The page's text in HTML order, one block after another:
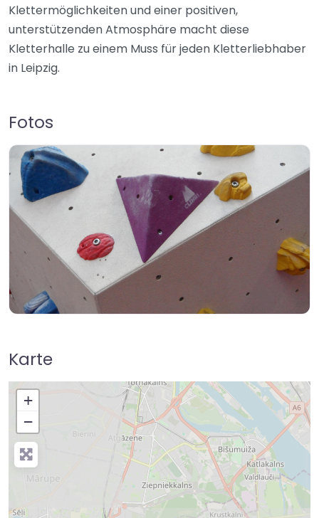
Klettermöglichkeiten und einer positiven,
unterstützenden Atmosphäre macht diese
Kletterhalle zu einem Muss für jeden Kletterliebhaber
in Leipzig.
Fotos
Karte
+
−